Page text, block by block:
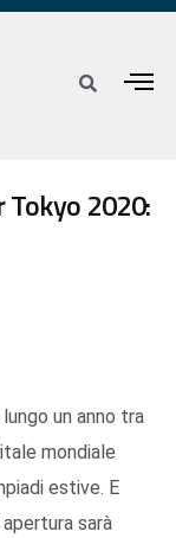
2020:
un anno tra
mondiale
estive. E
sarà